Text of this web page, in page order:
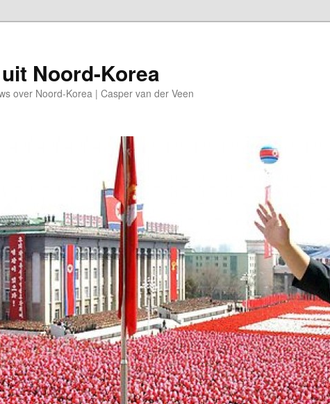
Noord-Korea
over Noord-Korea | Casper van der Veen